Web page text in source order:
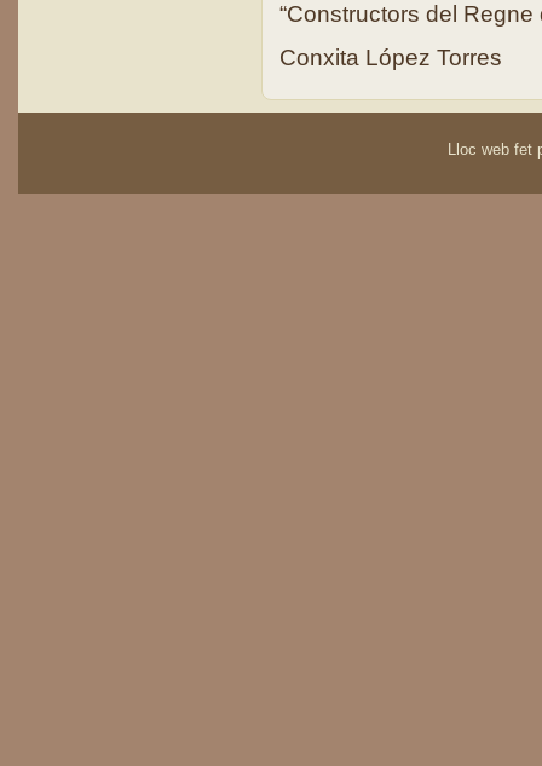
“Constructors del Regne
Conxita López Torres
Lloc web fet